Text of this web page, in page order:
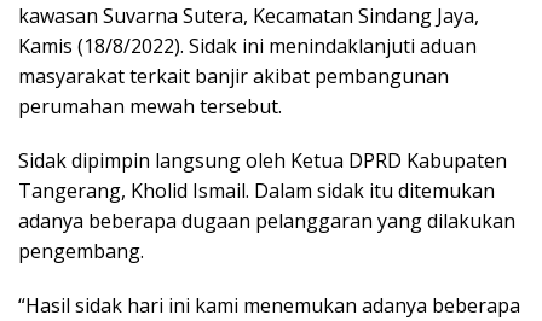
kawasan Suvarna Sutera, Kecamatan Sindang Jaya,
Kamis (18/8/2022). Sidak ini menindaklanjuti aduan
masyarakat terkait banjir akibat pembangunan
perumahan mewah tersebut.
Sidak dipimpin langsung oleh Ketua DPRD Kabupaten
Tangerang, Kholid Ismail. Dalam sidak itu ditemukan
adanya beberapa dugaan pelanggaran yang dilakukan
pengembang.
“Hasil sidak hari ini kami menemukan adanya beberapa